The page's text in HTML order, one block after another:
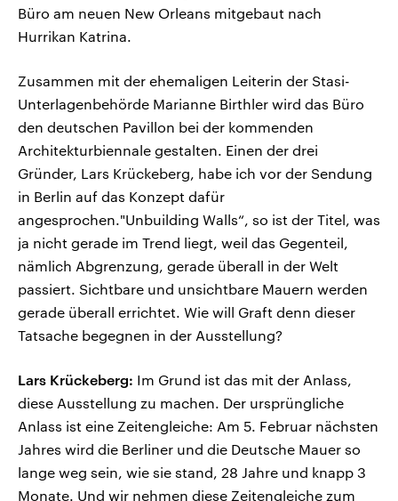
Büro am neuen New Orleans mitgebaut nach
Hurrikan Katrina.
Zusammen mit der ehemaligen Leiterin der Stasi-
Unterlagenbehörde Marianne Birthler wird das Büro
den deutschen Pavillon bei der kommenden
Architekturbiennale gestalten. Einen der drei
Gründer, Lars Krückeberg, habe ich vor der Sendung
in Berlin auf das Konzept dafür
angesprochen."Unbuilding Walls“, so ist der Titel, was
ja nicht gerade im Trend liegt, weil das Gegenteil,
nämlich Abgrenzung, gerade überall in der Welt
passiert. Sichtbare und unsichtbare Mauern werden
gerade überall errichtet. Wie will Graft denn dieser
Tatsache begegnen in der Ausstellung?
Lars Krückeberg: Im Grund ist das mit der Anlass,
diese Ausstellung zu machen. Der ursprüngliche
Anlass ist eine Zeitengleiche: Am 5. Februar nächsten
Jahres wird die Berliner und die Deutsche Mauer so
lange weg sein, wie sie stand, 28 Jahre und knapp 3
Monate. Und wir nehmen diese Zeitengleiche zum